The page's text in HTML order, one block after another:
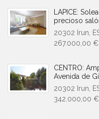
LAPICE:
precioso
20302 Irun,
267.000,00 €
CENTRO:
Avenida de
20302 Irun,
342.000,00 €